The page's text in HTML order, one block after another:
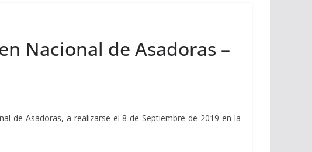
Nacional de Asadoras –
de Asadoras, a realizarse el 8 de Septiembre de 2019 en la